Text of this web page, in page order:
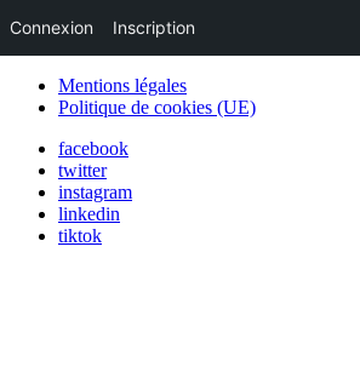
Mentions légales
Politique de cookies (UE)
facebook
twitter
instagram
linkedin
tiktok
Connexion Inscription